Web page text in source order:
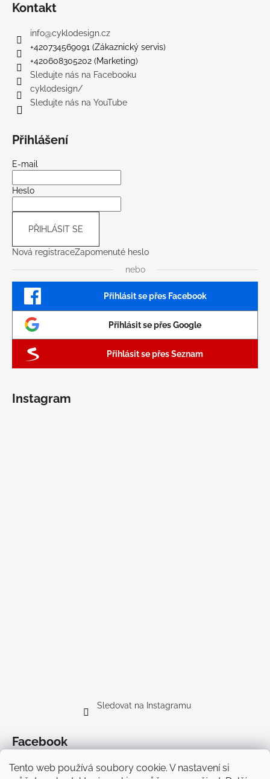
Tento web používá soubory cookie. V nastavení si
Kontakt
info@cyklodesign.cz
+420734569091 (Zákaznický servis)
+420608305202 (Marketing)
Sledujte nás na Facebooku
cyklodesign/
Sledujte nás na YouTube
Přihlášení
E-mail
Heslo
PŘIHLÁSIT SE
Nová registraceZapomenuté heslo
nebo
Přihlásit se přes Facebook
Přihlásit se přes Google
Přihlásit se přes Seznam
Instagram
Sledovat na Instagramu
Facebook